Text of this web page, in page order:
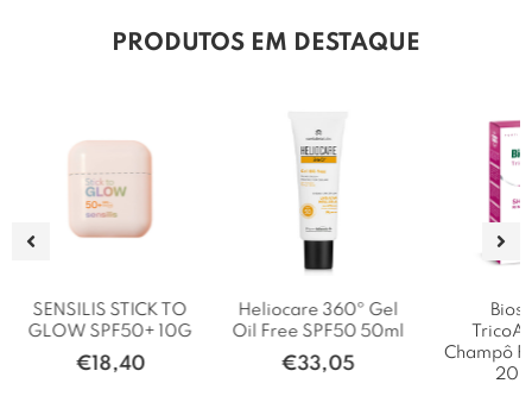
PRODUTOS EM DESTAQUE
SENSILIS STICK TO
GLOW SPF50+ 10G
€18,40
Heliocare 360º Gel
Oil Free SPF50 50ml
€33,05
Champô